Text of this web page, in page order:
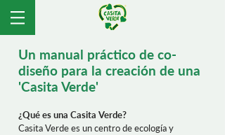
Un manual práctico de co-
diseño para la creación de una
'Casita Verde'
¿Qué es una Casita Verde?
Casita Verde es un centro de ecología y